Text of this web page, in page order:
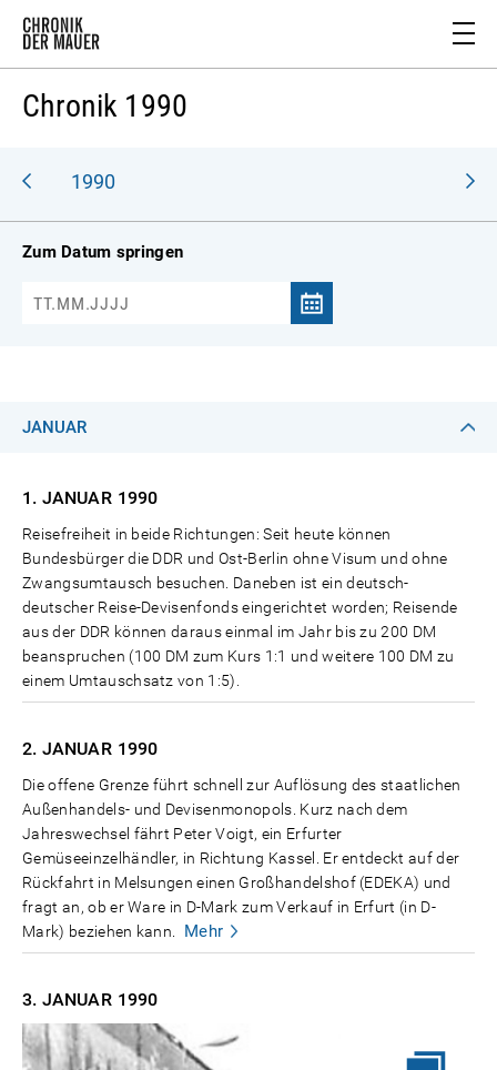
Chronik 1990
1990
Zum Datum springen
JANUAR
1. JANUAR 1990
Reisefreiheit in beide Richtungen: Seit heute können
Bundesbürger die DDR und Ost-Berlin ohne Visum und ohne
Zwangsumtausch besuchen. Daneben ist ein deutsch-
deutscher Reise-Devisenfonds eingerichtet worden; Reisende
aus der DDR können daraus einmal im Jahr bis zu 200 DM
beanspruchen (100 DM zum Kurs 1:1 und weitere 100 DM zu
einem Umtauschsatz von 1:5).
2. JANUAR 1990
Die offene Grenze führt schnell zur Auflösung des staatlichen
Außenhandels- und Devisenmonopols. Kurz nach dem
Jahreswechsel fährt Peter Voigt, ein Erfurter
Gemüseeinzelhändler, in Richtung Kassel. Er entdeckt auf der
Rückfahrt in Melsungen einen Großhandelshof (EDEKA) und
fragt an, ob er Ware in D-Mark zum Verkauf in Erfurt (in D-
Mark) beziehen kann.
Mehr
3. JANUAR 1990